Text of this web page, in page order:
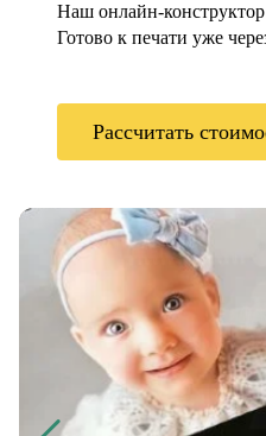
Наш онлайн-конструктор
Готово к печати уже
Рассчитать